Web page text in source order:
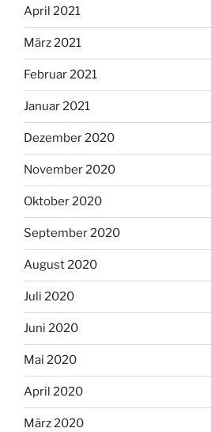
April 2021
März 2021
Februar 2021
Januar 2021
Dezember 2020
November 2020
Oktober 2020
September 2020
August 2020
Juli 2020
Juni 2020
Mai 2020
April 2020
März 2020